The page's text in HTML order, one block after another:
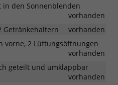
in den Sonnenblenden
vorhanden
vorhanden
vorne, 2 Lüftungsöffnungen
vorhanden
geteilt und umklappbar
vorhanden